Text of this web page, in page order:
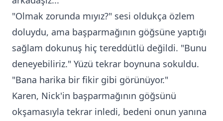
"Olmak zorunda mıyız?" sesi oldukça özlem
doluydu, ama başparmağının göğsüne yaptığı
sağlam dokunuş hiç tereddütlü değildi. "Bunu
deneyebiliriz." Yüzü tekrar boynuna sokuldu.
"Bana harika bir fikir gibi görünüyor."
Karen, Nick'in başparmağının göğsünü
okşamasıyla tekrar inledi, bedeni onun yanına